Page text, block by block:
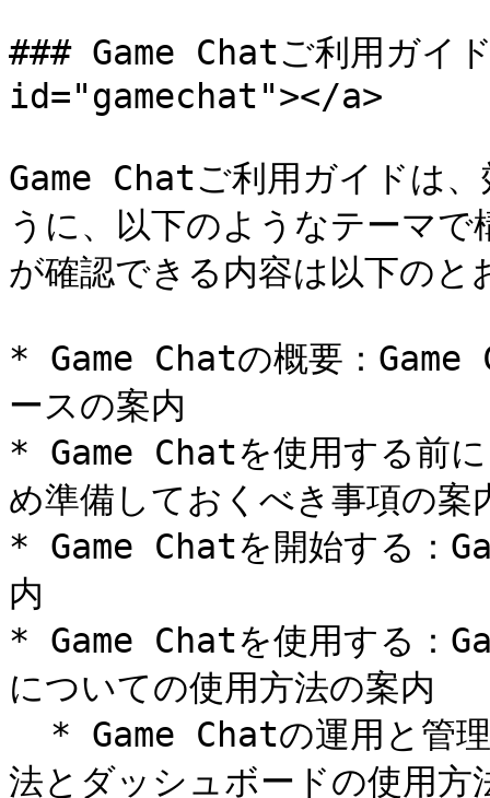
### Game Chatご利用ガ
id="gamechat"></a>
Game Chatご利用ガイドは
うに、以下のようなテーマ
が確認できる内容は以下のと
* Game Chatの概要：Game
ースの案内
* Game Chatを使用する前
め準備しておくべき事項の案
* Game Chatを開始する：
内
* Game Chatを使用する：
についての使用方法の案内
法とダッシュボードの使用方